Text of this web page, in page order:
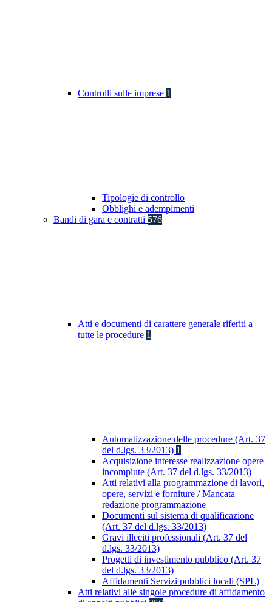
Controlli sulle imprese 1
Tipologie di controllo
Obblighi e adempimenti
Bandi di gara e contratti 576
Atti e documenti di carattere generale riferiti a
tutte le procedure 1
Automatizzazione delle procedure (Art. 37
del d.lgs. 33/2013) 1
Acquisizione interesse realizzazione opere
incompiute (Art. 37 del d.lgs. 33/2013)
Atti relativi alla programmazione di lavori,
opere, servizi e forniture / Mancata
redazione programmazione
Documenti sul sistema di qualificazione
(Art. 37 del d.lgs. 33/2013)
Gravi illeciti professionali (Art. 37 del
d.lgs. 33/2013)
Progetti di investimento pubblico (Art. 37
del d.lgs. 33/2013)
Affidamenti Servizi pubblici locali (SPL)
Atti relativi alle singole procedure di affidamento